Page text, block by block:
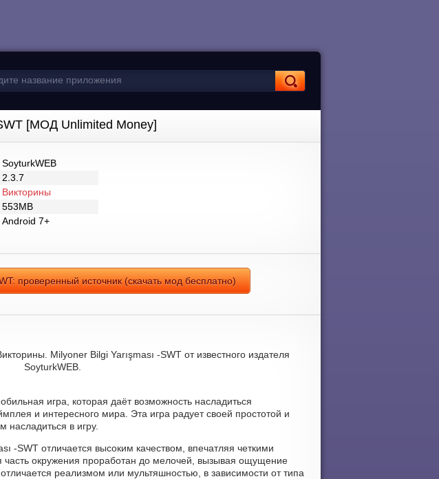
[МОД Unlimited Money]
SoyturkWEB
2.3.7
Викторины
553MB
Android 7+
проверенный источник (скачать мод бесплатно)
Milyoner Bilgi Yarışması -SWT от известного издателя
SoyturkWEB.
игра, которая даёт возможность насладиться
и интересного мира. Эта игра радует своей простотой и
насладиться в игру.
-SWT отличается высоким качеством, впечатляя четкими
окружения проработан до мелочей, вызывая ощущение
реализмом или мультяшностью, в зависимости от типа